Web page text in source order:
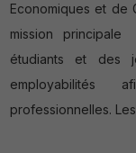
Economiques et de
mission
étudiants et des
professionnelles.